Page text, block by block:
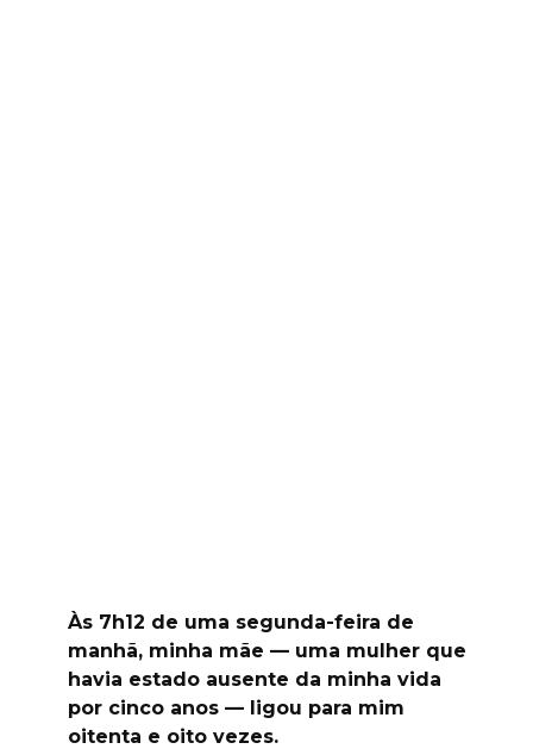
Às 7h12 de uma segunda-feira de
manhã, minha mãe — uma mulher que
havia estado ausente da minha vida
por cinco anos — ligou para mim
oitenta e oito vezes.